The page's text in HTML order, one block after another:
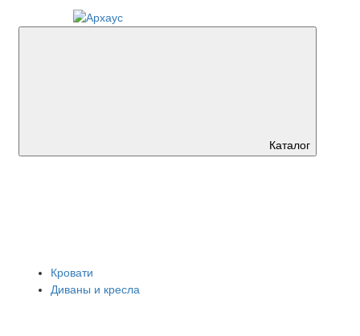
Каталог
Кровати
Диваны и кресла